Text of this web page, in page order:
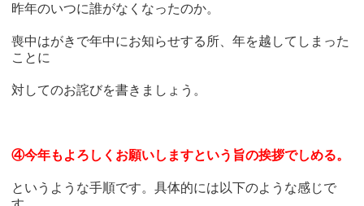
昨年のいつに誰がなくなったのか。
喪中はがきで年中にお知らせする所、年を越してしまった
ことに
対してのお詫びを書きましょう。
④今年もよろしくお願いしますという旨の挨拶でしめる。
というような手順です。具体的には以下のような感じで